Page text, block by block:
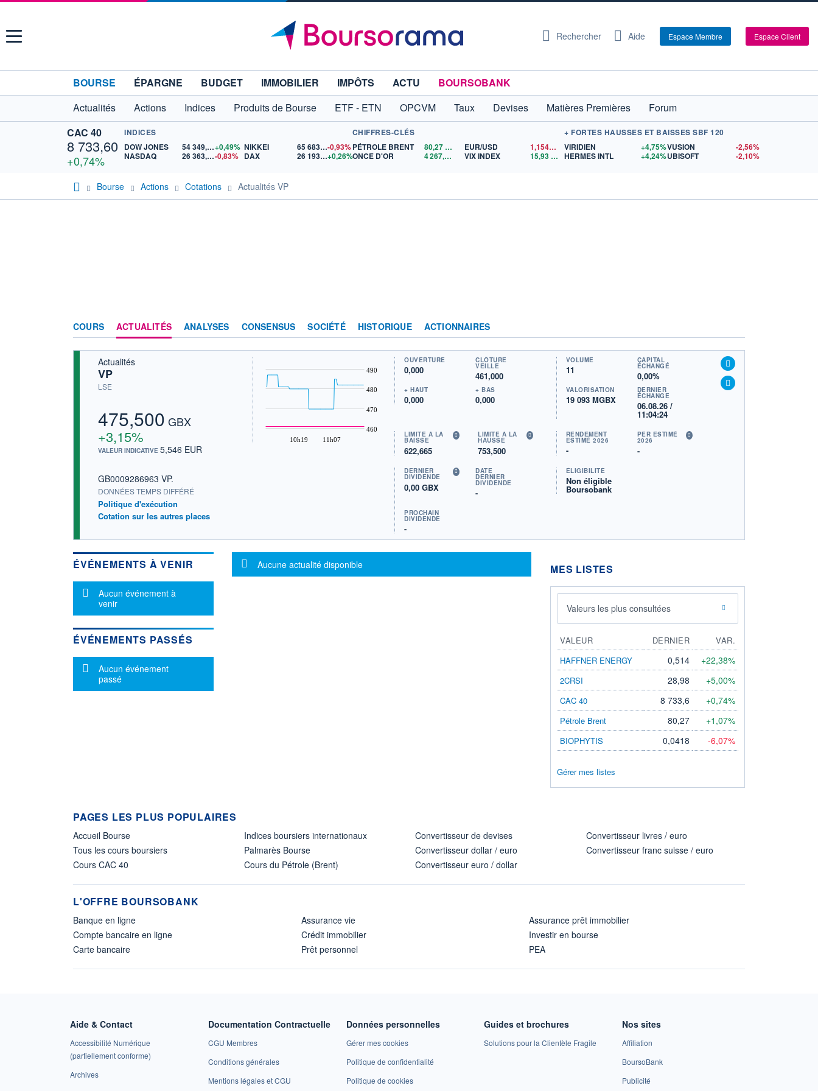
Menu Rechercher Aide Espace Membre Espace Client
BOURSE ÉPARGNE BUDGET IMMOBILIER IMPÔTS ACTU
BOURSOBANK
Actualités
Actions Indices Produits de Bourse ETF - ETN OPCVM Taux Devises Matières Premières
Forum
CAC 40
8 733,60
+0,74%
INDICES
DOW JONES
54 349,12+0,49%
NASDAQ
26 363,44-0,83%
NIKKEI 65 683,26-0,93%
DAX
26 193,10+0,26%
CHIFFRES-CLÉS
PÉTROLE BRENT
80,27$US
ONCE D'OR
4 267,35 $US
EUR/USD 1,1540$US
VIX INDEX
15,93$US
+ FORTES HAUSSES ET BAISSES SBF 120
VIRIDIEN
+4,75%
HERMES INTL
+4,24%
VUSION
-2,56%
UBISOFT
-2,10%
Bourse Actions Cotations Actualités VP
COURS ACTUALITÉS ANALYSES CONSENSUS SOCIÉTÉ HISTORIQUE ACTIONNAIRES
Actualités
VP
LSE
475,500 GBX
+3,15%
VALEUR INDICATIVE 5,546 EUR
GB0009286963 VP.
DONNÉES TEMPS DIFFÉRÉ
Politique d'exécution
Cotation sur les autres places
10h19 11h07
460
470
480
490
OUVERTURE
0,000
CLÔTURE
VEILLE
461,000
+ HAUT
0,000
+ BAS
0,000
VOLUME
11
CAPITAL
ÉCHANGÉ
0,00%
VALORISATION
19 093 MGBX
DERNIER
ÉCHANGE
06.08.26 /
11:04:24
LIMITE À LA
BAISSE
622,665
LIMITE À LA
HAUSSE
753,500
RENDEMENT
ESTIMÉ 2026
-
PER ESTIMÉ
2026
-
DERNIER
DIVIDENDE
0,00 GBX
DATE
DERNIER
DIVIDENDE
-
PROCHAIN
DIVIDENDE
-
ÉLIGIBILITÉ
Non éligible
Boursobank
ÉVÉNEMENTS À VENIR
Message d'information
Aucun événement à
venir
ÉVÉNEMENTS PASSÉS
Message d'information
Aucun événement
passé
Message d'information
Aucune actualité disponible MES LISTES
Valeurs les plus consultées
VALEUR DERNIER
VAR.
HAFFNER ENERGY
0,514 +22,38%
2CRSI 28,98 +5,00%
CAC 40 8 733,6 +0,74%
Pétrole Brent 80,27 +1,07%
BIOPHYTIS 0,0418 -6,07%
Gérer mes listes
PAGES LES PLUS POPULAIRES
Accueil Bourse
Tous les cours boursiers
Cours CAC 40
Indices boursiers internationaux
Palmarès Bourse
Cours du Pétrole (Brent)
Convertisseur de devises
Convertisseur dollar / euro
Convertisseur euro / dollar
Convertisseur livres / euro
Convertisseur franc suisse / euro
L'OFFRE BOURSOBANK
Banque en ligne
Compte bancaire en ligne
Carte bancaire
Assurance vie
Crédit immobilier
Prêt personnel
Assurance prêt immobilier
Investir en bourse
PEA
Aide & Contact
Accessibilité Numérique
(partiellement conforme)
Archives
Documentation Contractuelle
CGU Membres
Conditions générales
Mentions légales et CGU
Données personnelles
Gérer mes cookies
Politique de confidentialité
Politique de cookies
Guides et brochures
Solutions pour la Clientèle Fragile
Nos sites
Affiliation
BoursoBank
Publicité